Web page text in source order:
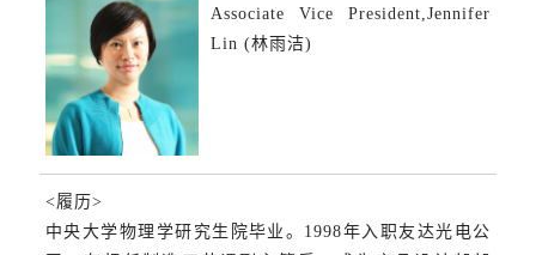
Associate Vice President,Jennifer
Lin (林雨洁)
<履历>
中央大学物理学研究生院毕业。1998年入职友达光电公